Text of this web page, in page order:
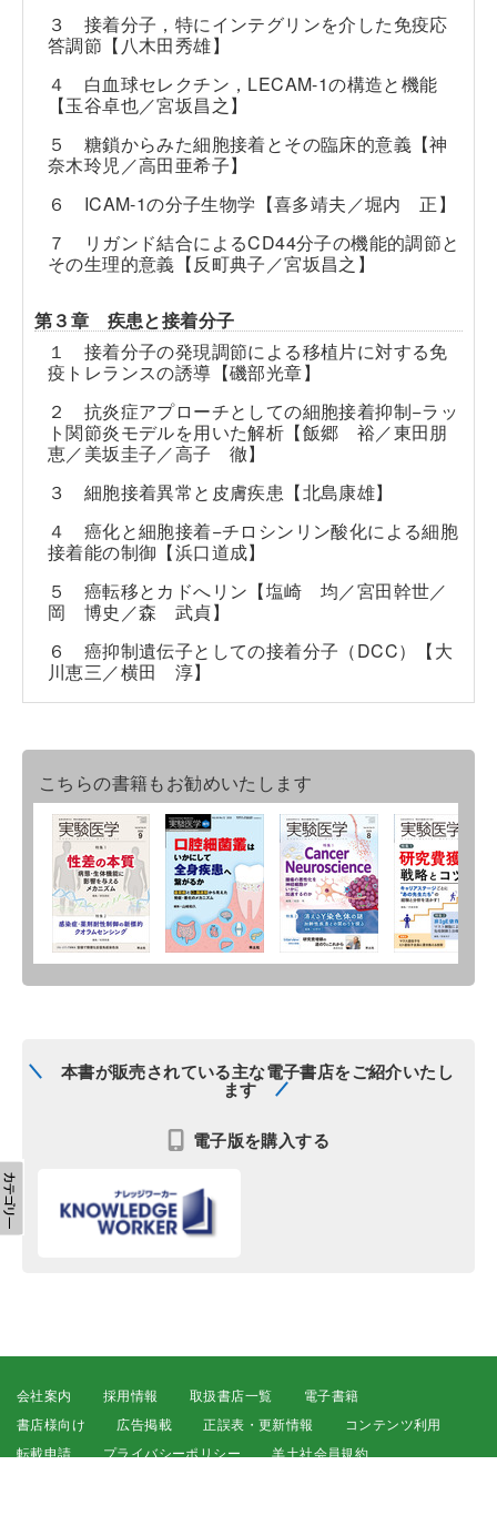
３ 接着分子，特にインテグリンを介した免疫応
答調節【八木田秀雄】
４ 白血球セレクチン，LECAM-1の構造と機能
【玉谷卓也／宮坂昌之】
５ 糖鎖からみた細胞接着とその臨床的意義【神
奈木玲児／高田亜希子】
６ ICAM-1の分子生物学【喜多靖夫／堀内 正】
７ リガンド結合によるCD44分子の機能的調節と
その生理的意義【反町典子／宮坂昌之】
第３章 疾患と接着分子
１ 接着分子の発現調節による移植片に対する免
疫トレランスの誘導【磯部光章】
２ 抗炎症アプローチとしての細胞接着抑制−ラッ
ト関節炎モデルを用いた解析【飯郷 裕／東田朋
恵／美坂圭子／高子 徹】
３ 細胞接着異常と皮膚疾患【北島康雄】
４ 癌化と細胞接着−チロシンリン酸化による細胞
接着能の制御【浜口道成】
５ 癌転移とカドへリン【塩崎 均／宮田幹世／
岡 博史／森 武貞】
６ 癌抑制遺伝子としての接着分子（DCC）【大
川恵三／横田 淳】
こちらの書籍もお勧めいたします
本書が販売されている主な電子書店をご紹介いたし
ます
電子版を購入する
会社案内 採用情報 取扱書店一覧
電子書籍
書店様向け
広告掲載 正誤表・更新情報
コンテンツ利用
転載申請
プライバシーポリシー
羊土社会員規約